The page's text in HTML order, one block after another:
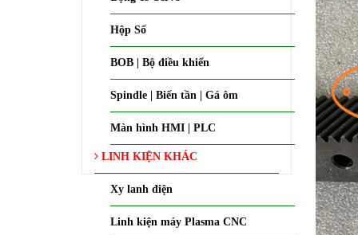
Hộp Số
BOB | Bộ điều khiển
Spindle | Biến tần | Gá ôm
Màn hình HMI | PLC
LINH KIỆN KHÁC
Xy lanh điện
Linh kiện máy Plasma CNC